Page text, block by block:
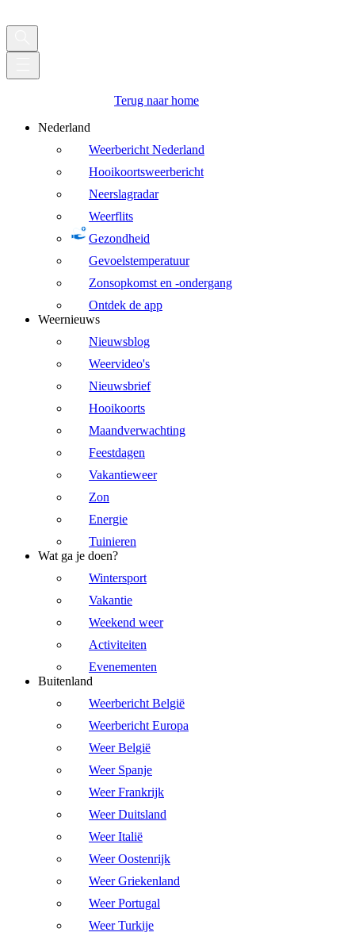
Terug naar home
Nederland
Weerbericht Nederland
Hooikoortsweerbericht
Neerslagradar
Weerflits
Gezondheid
Gevoelstemperatuur
Zonsopkomst en -ondergang
Ontdek de app
Weernieuws
Nieuwsblog
Weervideo's
Nieuwsbrief
Hooikoorts
Maandverwachting
Feestdagen
Vakantieweer
Zon
Energie
Tuinieren
Wat ga je doen?
Wintersport
Vakantie
Weekend weer
Activiteiten
Evenementen
Buitenland
Weerbericht België
Weerbericht Europa
Weer België
Weer Spanje
Weer Frankrijk
Weer Duitsland
Weer Italië
Weer Oostenrijk
Weer Griekenland
Weer Portugal
Weer Turkije